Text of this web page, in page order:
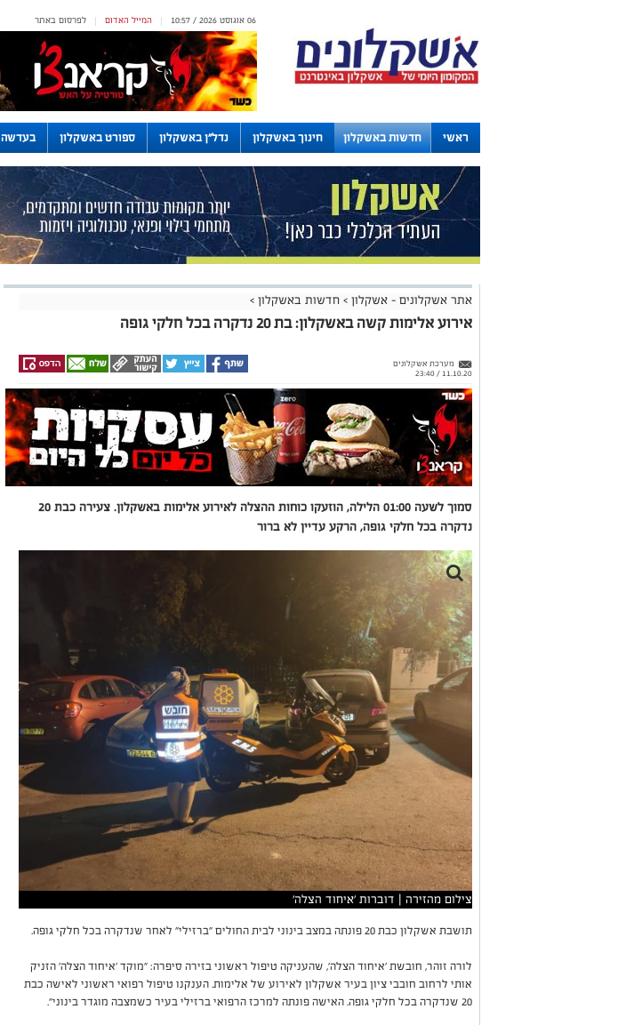
לפרסום באתר | המייל האדום | 06 אוגוסט 2026 / 10:57
ראשי חדשות באשקלון חינוך באשקלון נדל"ן באשקלון ספורט באשקלון בעדשה
לוחות
אתר אשקלונים - אשקלון > חדשות באשקלון >
אירוע אלימות קשה באשקלון: בת 20 נדקרה בכל חלקי גופה
מערכת אשקלונים
11.10.20 / 23:40
סמוך לשעה 01:00 הלילה, הוזעקו כוחות ההצלה לאירוע אלימות באשקלון. צעירה כבת 20
נדקרה בכל חלקי גופה, הרקע עדיין לא ברור
צילום מהזירה | דוברות 'איחוד הצלה'
תושבת אשקלון כבת 20 פונתה במצב בינוני לבית החולים "ברזילי" לאחר שנדקרה בכל חלקי גופה.
לורה זוהר, חובשת ׳איחוד הצלה׳, שהעניקה טיפול ראשוני בזירה סיפרה: ״מוקד ׳איחוד הצלה׳ הזניק
אותי לרחוב חובבי ציון בעיר אשקלון לאירוע של אלימות. הענקנו טיפול רפואי ראשוני לאישה כבת
20 שנדקרה בכל חלקי גופה. האישה פונתה למרכז הרפואי ברזילי בעיר כשמצבה מוגדר בינוני״.